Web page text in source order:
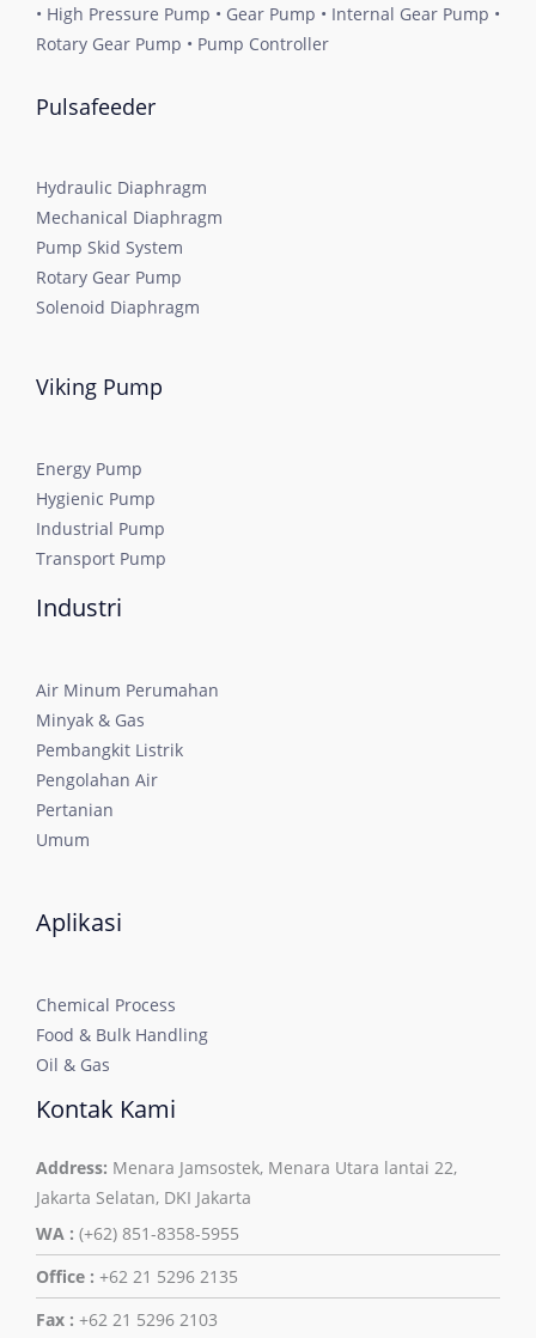
• High Pressure Pump • Gear Pump • Internal Gear Pump •
Rotary Gear Pump • Pump Controller
Pulsafeeder
Hydraulic Diaphragm
Mechanical Diaphragm
Pump Skid System
Rotary Gear Pump
Solenoid Diaphragm
Viking Pump
Energy Pump
Hygienic Pump
Industrial Pump
Transport Pump
Industri
Air Minum Perumahan
Minyak & Gas
Pembangkit Listrik
Pengolahan Air
Pertanian
Umum
Aplikasi
Chemical Process
Food & Bulk Handling
Oil & Gas
Kontak Kami
Address: Menara Jamsostek, Menara Utara lantai 22,
Jakarta Selatan, DKI Jakarta
WA : (+62) 851-8358-5955
Office : +62 21 5296 2135
Fax : +62 21 5296 2103